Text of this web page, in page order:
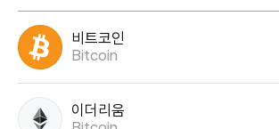
비트코인
Bitcoin
이더리움